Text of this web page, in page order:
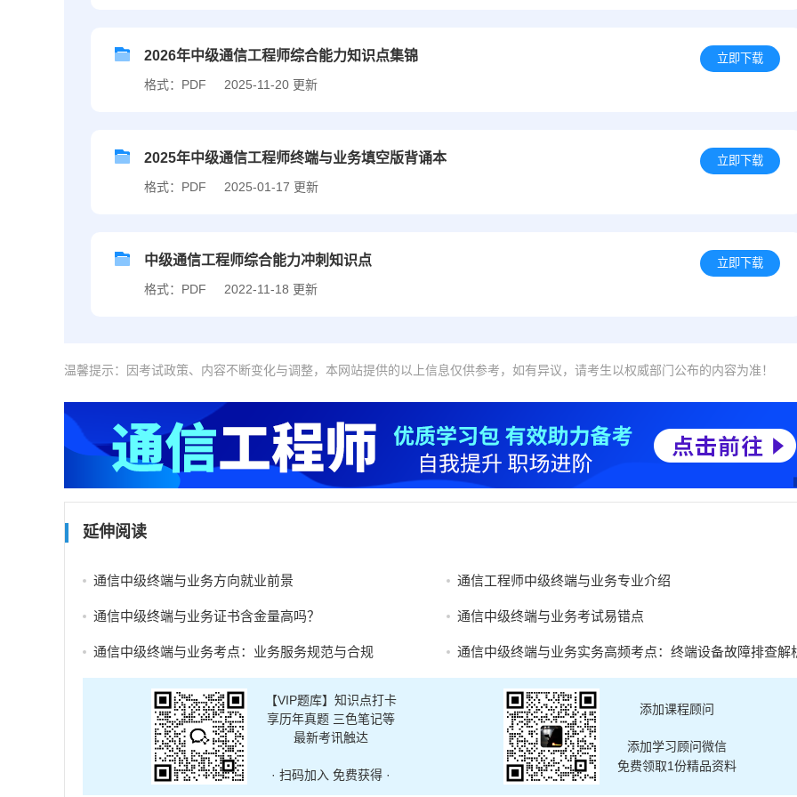
2026年中级通信工程师综合能力知识点集锦
格式：PDF 2025-11-20 更新
立即下载
2025年中级通信工程师终端与业务填空版背诵本
格式：PDF 2025-01-17 更新
立即下载
中级通信工程师综合能力冲刺知识点
格式：PDF 2022-11-18 更新
立即下载
温馨提示：因考试政策、内容不断变化与调整，本网站提供的以上信息仅供参考，如有异议，请考生以权威部门公布的内容为准！
延伸阅读
通信中级终端与业务方向就业前景 通信工程师中级终端与业务专业介绍
通信中级终端与业务证书含金量高吗？ 通信中级终端与业务考试易错点
通信中级终端与业务考点：业务服务规范与合规 通信中级终端与业务实务高频考点：终端设备故障排查解
【VIP题库】知识点打卡
享历年真题 三色笔记等
最新考讯触达
· 扫码加入 免费获得 ·
添加课程顾问
添加学习顾问微信
免费领取1份精品资料